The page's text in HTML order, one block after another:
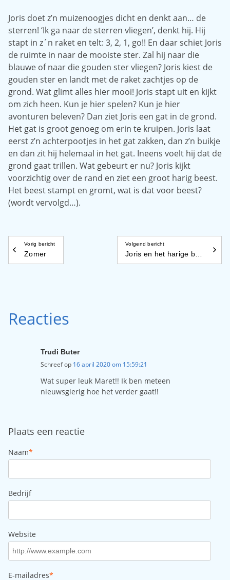
Joris doet z’n muizenoogjes dicht en denkt aan… de
sterren! ‘Ik ga naar de sterren vliegen’, denkt hij. Hij
stapt in z´n raket en telt: 3, 2, 1, go!! En daar schiet Joris
de ruimte in naar de mooiste ster. Zal hij naar die
blauwe of naar die gouden ster vliegen? Joris kiest de
gouden ster en landt met de raket zachtjes op de
grond. Wat glimt alles hier mooi! Joris stapt uit en kijkt
om zich heen. Kun je hier spelen? Kun je hier
avonturen beleven? Dan ziet Joris een gat in de grond.
Het gat is groot genoeg om erin te kruipen. Joris laat
eerst z’n achterpootjes in het gat zakken, dan z’n buikje
en dan zit hij helemaal in het gat. Ineens voelt hij dat de
grond gaat trillen. Wat gebeurt er nu? Joris kijkt
voorzichtig over de rand en ziet een groot harig beest.
Het beest stampt en gromt, wat is dat voor beest?
(wordt vervolgd…).
Vorig bericht
Zomer
Volgend bericht
Joris en het harige beest
Reacties
Trudi Buter
Schreef op 16 april 2020 om 15:59:21
Wat super leuk Maret!! Ik ben meteen
nieuwsgierig hoe het verder gaat!!
Plaats een reactie
Naam*
Bedrijf
Website
E-mailadres*